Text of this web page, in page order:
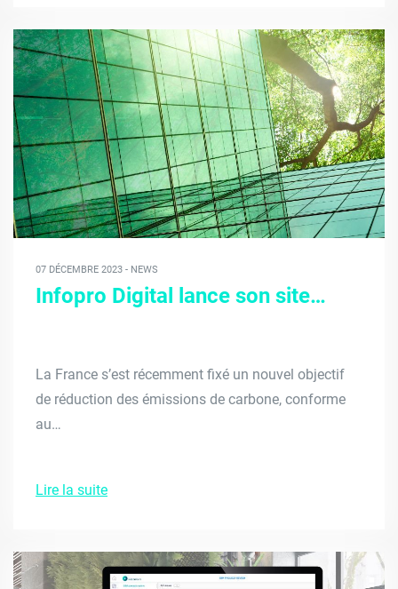
07 DÉCEMBRE 2023 - NEWS
Infopro Digital lance son site…
La France s’est récemment fixé un nouvel objectif
de réduction des émissions de carbone, conforme
au…
Lire la suite